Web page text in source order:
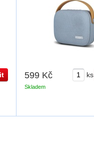
599 Kč ks
Skladem